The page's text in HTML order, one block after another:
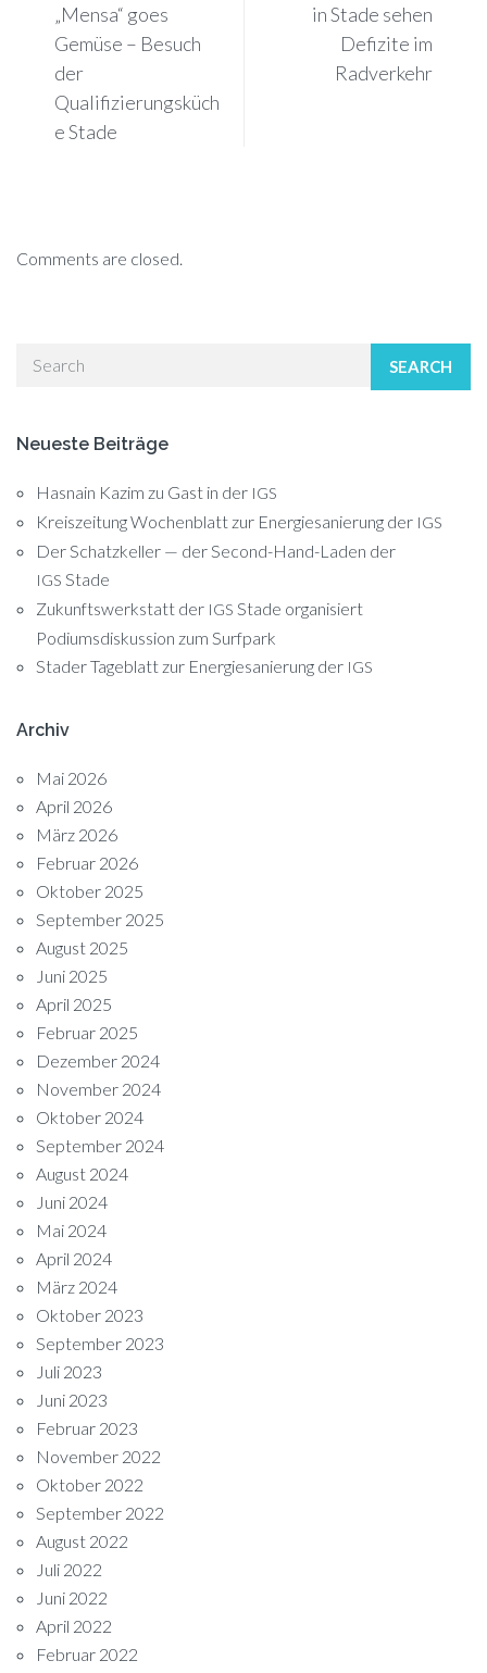
„Mensa“ goes
Gemüse – Besuch
der
Qualifizierungsküch
e Stade
in Stade sehen
Defizite im
Radverkehr
Comments are closed.
SEARCH
Neueste Beiträge
Hasnain Kazim zu Gast in der IGS
Kreiszeitung Wochenblatt zur Energiesanierung der IGS
Der Schatzkeller — der Second-Hand-Laden der
IGS Stade
Zukunftswerkstatt der IGS Stade organisiert
Podiumsdiskussion zum Surfpark
Stader Tageblatt zur Energiesanierung der IGS
Archiv
Mai 2026
April 2026
März 2026
Februar 2026
Oktober 2025
September 2025
August 2025
Juni 2025
April 2025
Februar 2025
Dezember 2024
November 2024
Oktober 2024
September 2024
August 2024
Juni 2024
Mai 2024
April 2024
März 2024
Oktober 2023
September 2023
Juli 2023
Juni 2023
Februar 2023
November 2022
Oktober 2022
September 2022
August 2022
Juli 2022
Juni 2022
April 2022
Februar 2022